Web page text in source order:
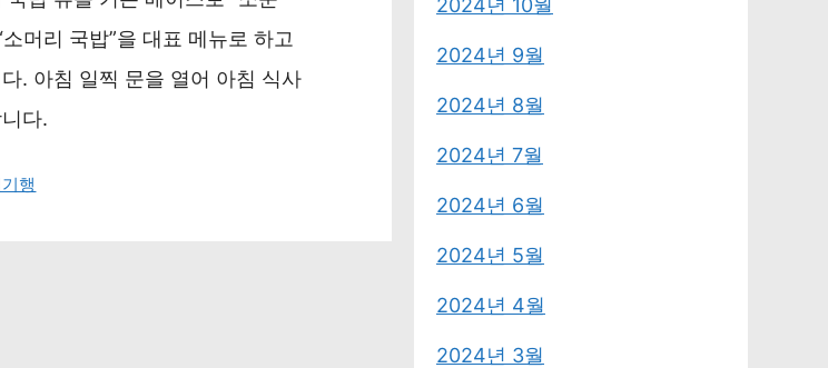
소머리 국밥”을 대표 메뉴로 하고
. 아침 일찍 문을 열어 아침 식사
다.
행
2024년 10월
2024년 9월
2024년 8월
2024년 7월
2024년 6월
2024년 5월
2024년 4월
2024년 3월